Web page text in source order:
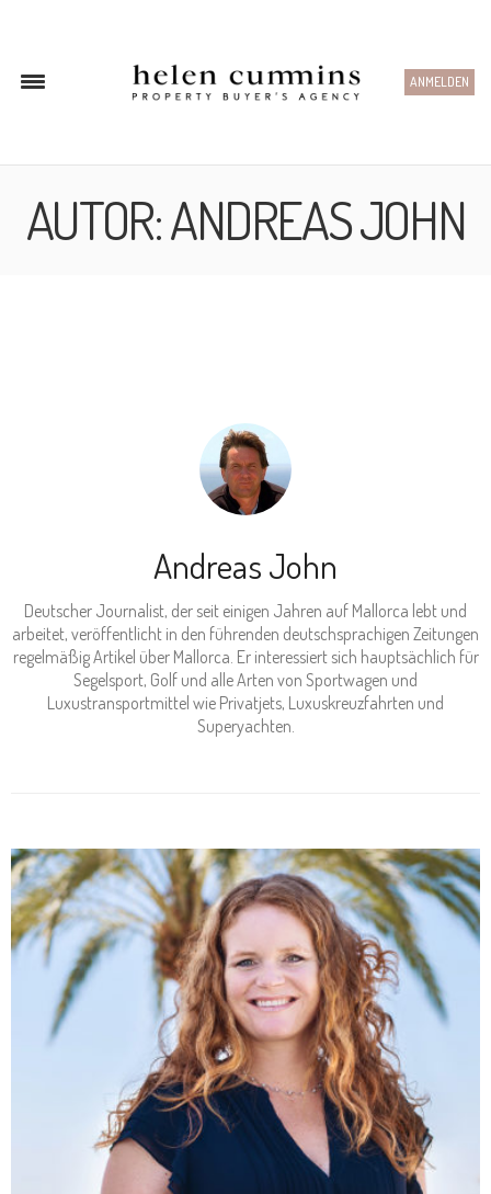
ANMELDEN
AUTOR:ANDREAS JOHN
Andreas John
Deutscher Journalist, der seit einigen Jahren auf Mallorca lebt und
arbeitet, veröffentlicht in den führenden deutschsprachigen Zeitungen
regelmäßig Artikel über Mallorca. Er interessiert sich hauptsächlich für
Segelsport, Golf und alle Arten von Sportwagen und
Luxustransportmittel wie Privatjets, Luxuskreuzfahrten und
Superyachten.